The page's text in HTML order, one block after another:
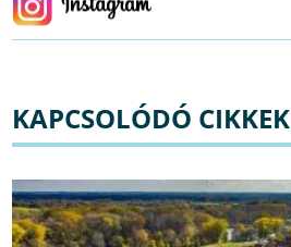
KAPCSOLÓDÓ CIKKEK